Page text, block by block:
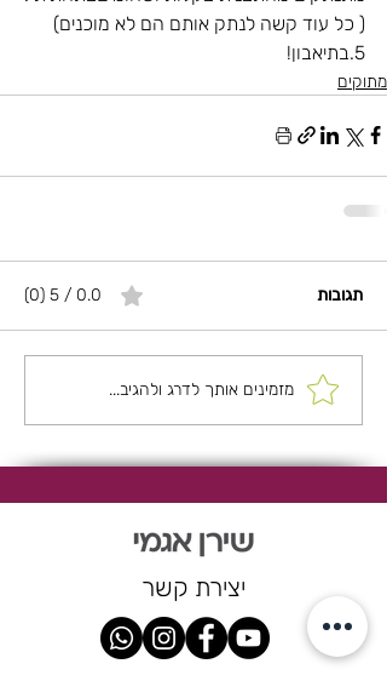
( כל עוד קשה לנתק אותם הם לא מוכנים)
5.בתיאבון!
מתוקים
תגובות 0.0 / 5 ‏(0)
מזמינים אותך לדרג ולהגיב...
יצירת קשר